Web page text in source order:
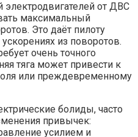
от ДВС
максимальный
Это даёт пилоту
из поворотов.
очень точного
тяга может привести к
или преждевременному
болиды, часто
привычек:
усилием и